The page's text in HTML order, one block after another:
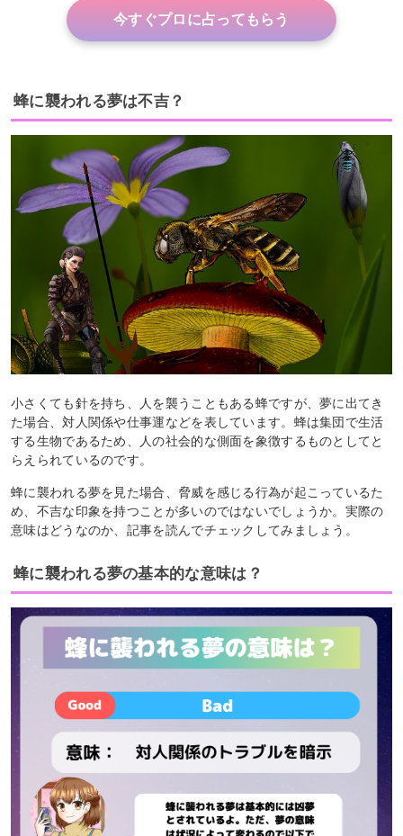
今すぐプロに占ってもらう
蜂に襲われる夢は不吉？
小さくても針を持ち、人を襲うこともある蜂ですが、夢に出てき
た場合、対人関係や仕事運などを表しています。蜂は集団で生活
する生物であるため、人の社会的な側面を象徴するものとしてと
らえられているのです。
蜂に襲われる夢を見た場合、脅威を感じる行為が起こっているた
め、不吉な印象を持つことが多いのではないでしょうか。実際の
意味はどうなのか、記事を読んでチェックしてみましょう。
蜂に襲われる夢の基本的な意味は？